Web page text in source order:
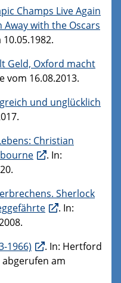
Champs Live Again
with the Oscars
Geld, Oxford macht
vom 16.08.2013.
und unglücklich
Christian
. In:
Sherlock
. In:
1966)
. In: Hertford
am